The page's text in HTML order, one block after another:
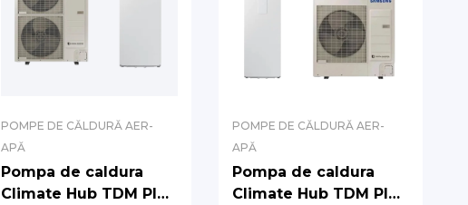
POMPE DE CĂLDURĂ AER-
APĂ
Pompa de caldura
Climate Hub TDM Plus
POMPE DE CĂLDURĂ AER-
APĂ
Pompa de caldura
Climate Hub TDM Plus